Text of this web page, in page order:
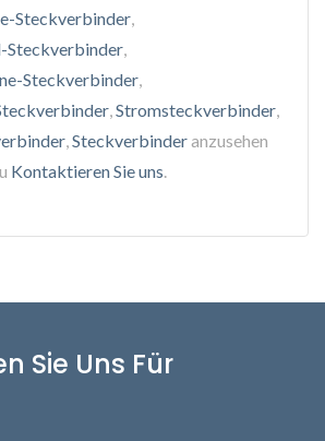
Steckverbinder,
Steckverbinder,
Steckverbinder,
,Stromsteckverbinder,
,Steckverbinderanzusehen
Kontaktieren Sie uns.
Sie Uns Für